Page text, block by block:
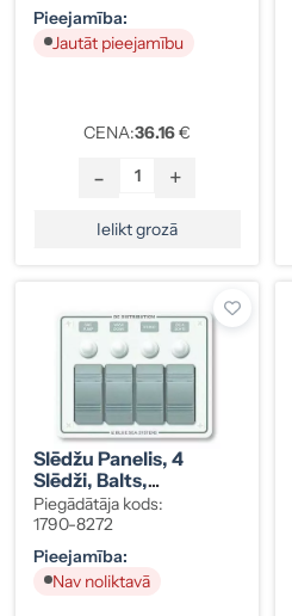
Pieejamība:
Jautāt pieejamību
CENA:36.16€
- +
Ielikt grozā
Slēdžu Panelis, 4
Slēdži, Balts,
Ūdensizturīgs IP66, Ar
Automātdrošinātāju,
12/24V, Kods 1790-
8272
Piegādātāja kods:
1790-8272
Pieejamība:
Nav noliktavā